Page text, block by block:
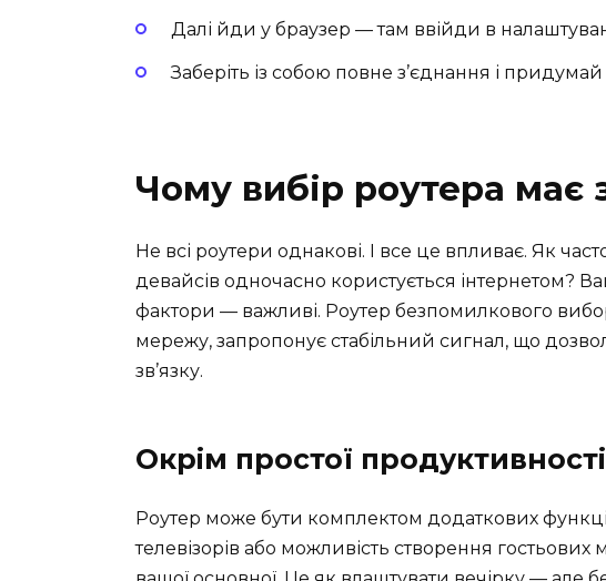
Далі йди у браузер — там ввійди в
Заберіть із собою повне з’єднання і
Чому вибір роутера має
Не всі роутери однакові. І все це впливає. Як
девайсів одночасно користується інтернетом?
фактори — важливі. Роутер безпомилкового
мережу, запропонує стабільний сигнал, що
зв’язку.
Окрім простої продуктивності
Роутер може бути комплектом додаткових
телевізорів або можливість створення